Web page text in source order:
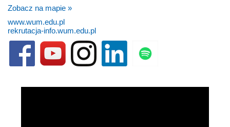
Zobacz na mapie »
www.wum.edu.pl
rekrutacja-info.wum.edu.pl